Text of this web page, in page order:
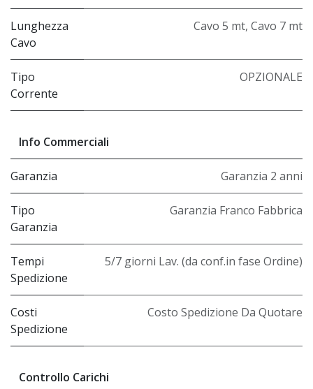
Lunghezza
Cavo
Cavo 5 mt, Cavo 7 mt
Tipo
Corrente
OPZIONALE
Info Commerciali
Garanzia Garanzia 2 anni
Tipo
Garanzia
Garanzia Franco Fabbrica
Tempi
Spedizione
5/7 giorni Lav. (da conf.in fase Ordine)
Costi
Spedizione
Costo Spedizione Da Quotare
Controllo Carichi